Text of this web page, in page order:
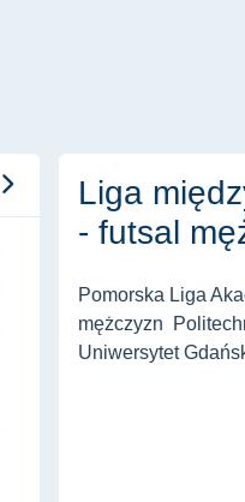
Liga
- futsal
Pomorska Liga
mężczyzn
Uniwersytet